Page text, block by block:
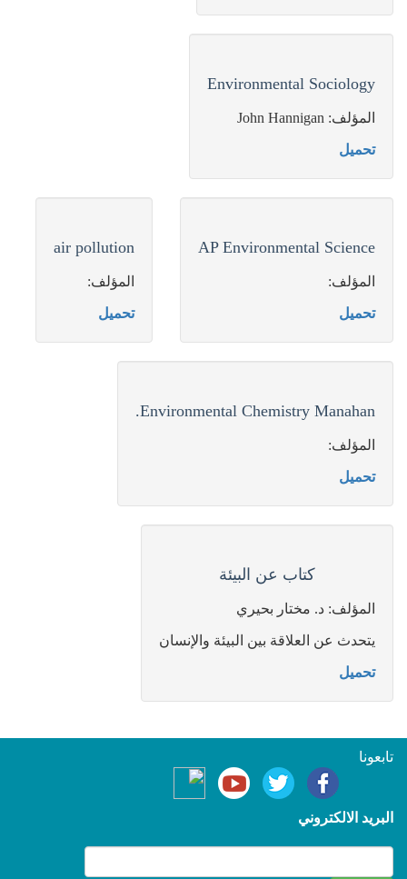
Environmental Sociology
المؤلف: John Hannigan
تحميل
AP Environmental Science
المؤلف:
تحميل
air pollution
المؤلف:
تحميل
Environmental Chemistry Manahan.
المؤلف:
تحميل
كتاب عن البيئة
المؤلف: د. مختار بحيري
يتحدث عن العلاقة بين البيئة والإنسان
تحميل
تابعونا
البريد الالكتروني